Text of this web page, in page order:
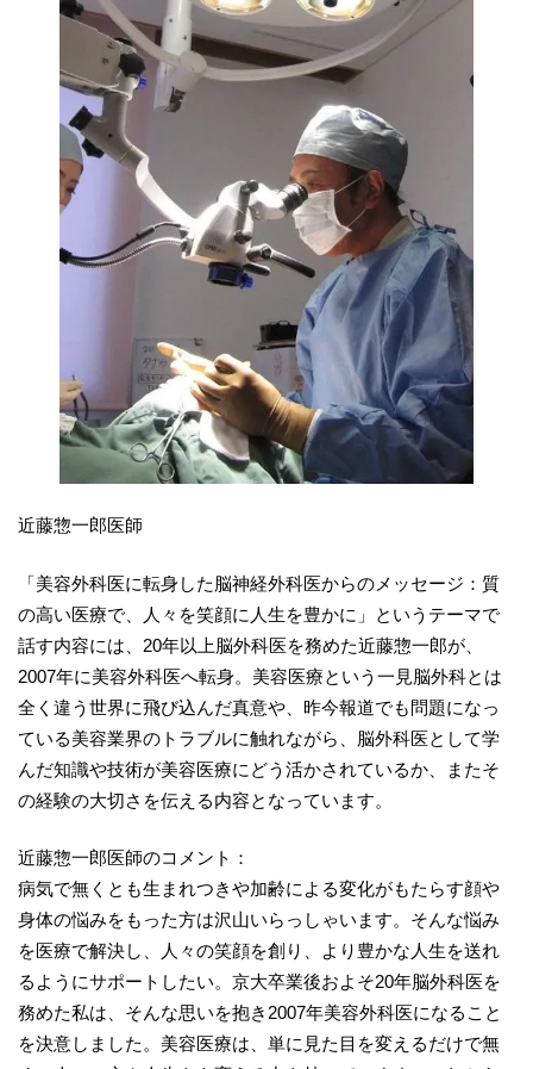
近藤惣一郎医師
「美容外科医に転身した脳神経外科医からのメッセージ：質
の高い医療で、人々を笑顔に人生を豊かに」というテーマで
話す内容には、20年以上脳外科医を務めた近藤惣一郎が、
2007年に美容外科医へ転身。美容医療という一見脳外科とは
全く違う世界に飛び込んだ真意や、昨今報道でも問題になっ
ている美容業界のトラブルに触れながら、脳外科医として学
んだ知識や技術が美容医療にどう活かされているか、またそ
の経験の大切さを伝える内容となっています。
近藤惣一郎医師のコメント：
病気で無くとも生まれつきや加齢による変化がもたらす顔や
身体の悩みをもった方は沢山いらっしゃいます。そんな悩み
を医療で解決し、人々の笑顔を創り、より豊かな人生を送れ
るようにサポートしたい。京大卒業後およそ20年脳外科医を
務めた私は、そんな思いを抱き2007年美容外科医になること
を決意しました。美容医療は、単に見た目を変えるだけで無